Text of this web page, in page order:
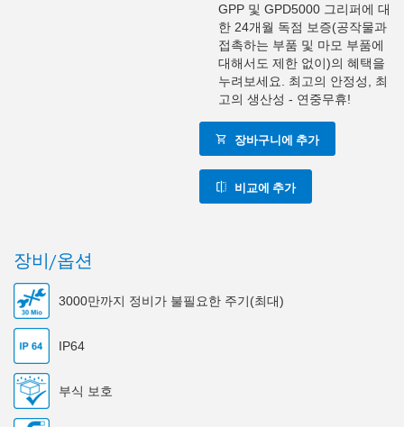
GPP 및 GPD5000 그리퍼에 대
한 24개월 독점 보증(공작물과
접촉하는 부품 및 마모 부품에
대해서도 제한 없이)의 혜택을
누려보세요. 최고의 안정성, 최
고의 생산성 - 연중무휴!
장바구니에 추가
비교에 추가
장비/옵션
3000만까지 정비가 불필요한 주기(최대)
IP64
부식 보호